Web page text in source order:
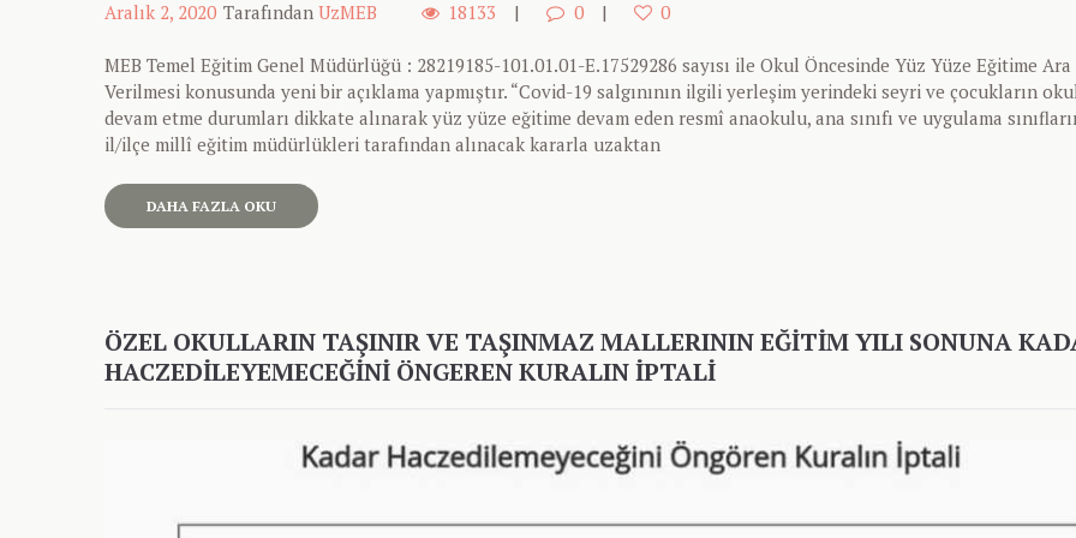
Aralık 2, 2020 Tarafından UzMEB 18133 0 0
MEB Temel Eğitim Genel Müdürlüğü : 28219185-101.01.01-E.17529286 sayısı ile Okul Öncesinde Yüz Yüze Eğitime Ara
Verilmesi konusunda yeni bir açıklama yapmıştır. “Covid-19 salgınının ilgili yerleşim yerindeki seyri ve çocukların
devam etme durumları dikkate alınarak yüz yüze eğitime devam eden resmî anaokulu, ana sınıfı ve uygulama
il/ilçe millî eğitim müdürlükleri tarafından alınacak kararla uzaktan
DAHA FAZLA OKU
ÖZEL OKULLARIN TAŞINIR VE TAŞINMAZ MALLERININ EĞITIM YILI SONUNA
HACZEDILEYEMECEĞINI ÖNGEREN KURALIN İPTALI